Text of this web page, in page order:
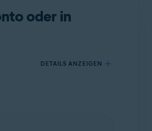
oder in
DETAILS ANZEIGEN